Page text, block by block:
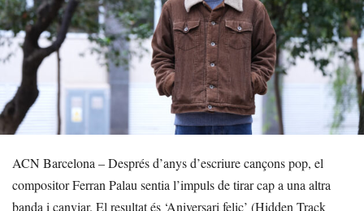
ACN Barcelona – Després d’anys d’escriure cançons pop, el
compositor Ferran Palau sentia l’impuls de tirar cap a una altra
banda i canviar. El resultat és ‘Aniversari feliç’ (Hidden Track